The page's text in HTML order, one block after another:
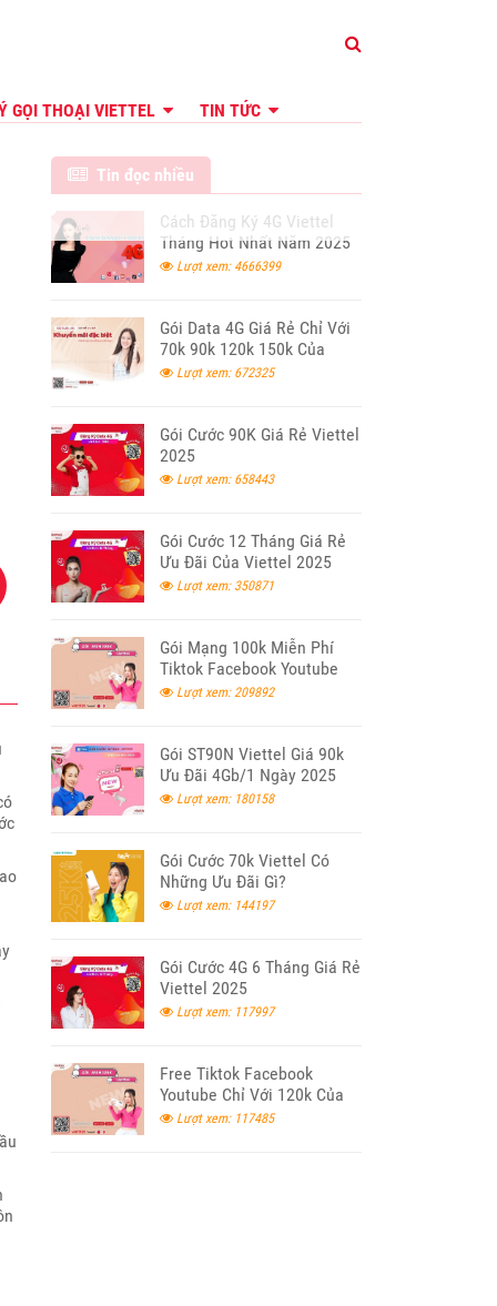
GỌI THOẠI VIETTEL TIN TỨC
Tin đọc nhiều
Cách Đăng Ký 4G Viettel
Tháng Hot Nhất Năm 2025
Lượt xem: 4666399
Gói Data 4G Giá Rẻ Chỉ Với
70k 90k 120k 150k Của
Viettel 2024
Lượt xem: 672325
Gói Cước 90K Giá Rẻ Viettel
2025
Lượt xem: 658443
Gói Cước 12 Tháng Giá Rẻ
Ưu Đãi Của Viettel 2025
Lượt xem: 350871
Gói Mạng 100k Miễn Phí
Tiktok Facebook Youtube
Viettel
Lượt xem: 209892
Gói ST90N Viettel Giá 90k
Ưu Đãi 4Gb/1 Ngày 2025
Lượt xem: 180158
Gói Cước 70k Viettel Có
Những Ưu Đãi Gì?
Lượt xem: 144197
Gói Cước 4G 6 Tháng Giá Rẻ
Viettel 2025
Lượt xem: 117997
Free Tiktok Facebook
Youtube Chỉ Với 120k Của
Viettel
Lượt xem: 117485